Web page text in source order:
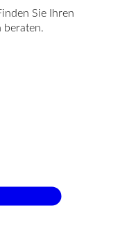
Sie Ihren
beraten.